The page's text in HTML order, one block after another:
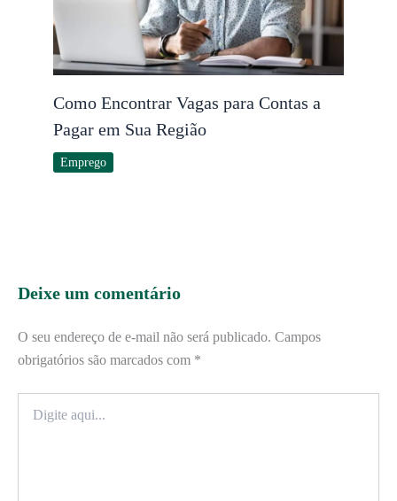
Como Encontrar Vagas para Contas a
Pagar em Sua Região
Emprego
Deixe um comentário
O seu endereço de e-mail não será publicado. Campos
obrigatórios são marcados com *
aqui...